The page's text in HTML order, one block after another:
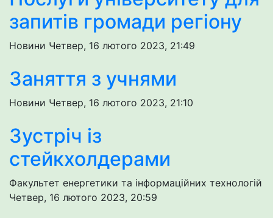
запитів громади регіону
Новини Четвер, 16 лютого 2023, 21:49
Заняття з учнями
Новини Четвер, 16 лютого 2023, 21:10
Зустріч із
стейкхолдерами
Факультет енергетики та інформаційних технологій
Четвер, 16 лютого 2023, 20:59